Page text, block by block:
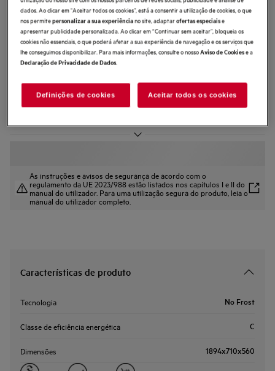
0 (0)
A gaveta GreenZone+ ajuda as frutas e os vegetais a manterem-se frescos.
Mantém automaticamente a humidade ideal. Mantém os produtos frescos.
TwinTech® Total No Frost ajuda a manter os alimentos suculentos e
As instruções e avisos de segurança de acordo com o
regulamento da UE 2023/988 estão listados nos capítulos I e II do
manual do utilizador. Para uma utilização segura do produto, leia o
manual do utilizador completo.
Características de produto
Tecnologia No Frost
Classe de eficiência energética C
Dimensões 1894x710x560
dados. Ao clicar em "Aceitar todos os cookies”, está a consentir a utilização de cookies, o que
nos permitepersonalizar a sua experiênciano site, adaptarofertas especiaise
apresentar publicidade personalizada. Ao clicar em “Continuar sem aceitar”, bloqueia os
cookies não essenciais, o que poderá afetar a sua experiência de navegação e os serviços que
lhe conseguimos disponibilizar. Para mais informações, consulte o nossoAviso de Cookiese a
Declaração de Privacidade de Dados.
Definições de cookies Aceitar todos os cookies